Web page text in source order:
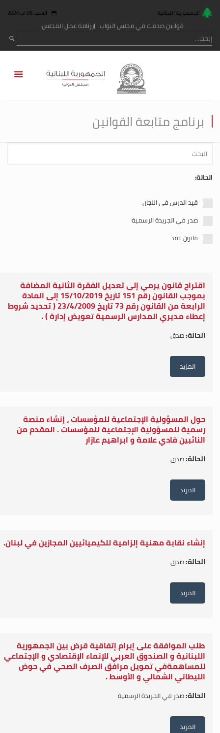
الجمهورية اللبنانية السبت 08 آب 2026
قوانين صدقت في مجلس النواب رزنامة عمل المجلس
برنامج متابعة القوانين
الحالة:
قيد الدرس في اللجان
صدر في الجريدة الرسمية
قانون نافذ
اقتراح قانون يرمي إلى تعديل الفقرة الثانية المضافة
بموجب القانون رقم 151 تاريخ 15/10/2019 إلى المادة
الرابعة من القانون رقم 73 تاريخ 23/4/2009 ( تحديد شروط
إعطاء مديري المدارس الرسمية تعويض إدارة ) .
الحالة:صدق
المزيد
حول المسؤولية الإجتماعية للمؤسسات ، إنشاء منصة
رسمية للمسؤولية الإجتماعية للمؤسسات . المقدم من
النائبين فادي علامة و ابراهيم عازار
الحالة:صدق
المزيد
إنشاء نقابة مهنية إلزامية للكيميائيين المجازين في لبنان.
الحالة:صدق
المزيد
طلب الموافقة على إبرام إتفاقية قرض بين الجمهورية
اللبنانية و الصندوق العربي للإنماء الإقتصادي و الإجتماعي
للمساهمةفي تمويل مرافق الصرف الصحي في حوض
الليطاني الشمالي و الأوسط .
الحالة:صدر في الجريدة الرسمية
المزيد